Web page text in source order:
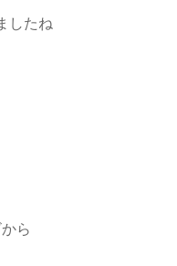
したね
ら